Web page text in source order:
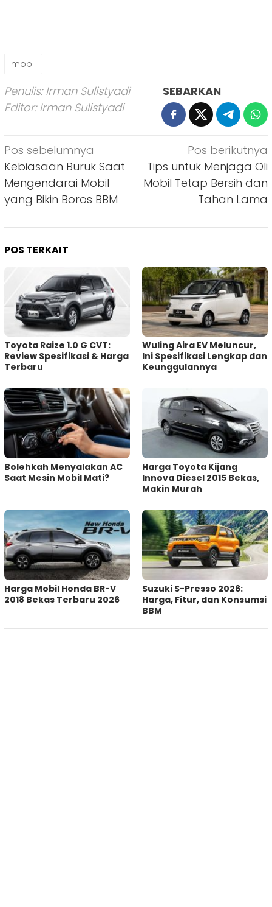
mobil
Penulis: Irman Sulistyadi
Editor: Irman Sulistyadi
SEBARKAN
Navigasi
pos
Pos sebelumnya
Kebiasaan Buruk Saat
Mengendarai Mobil
yang Bikin Boros BBM
Pos berikutnya
Tips untuk Menjaga Oli
Mobil Tetap Bersih dan
Tahan Lama
POS TERKAIT
Toyota Raize 1.0 G CVT:
Review Spesifikasi & Harga
Terbaru
Wuling Aira EV Meluncur,
Ini Spesifikasi Lengkap dan
Keunggulannya
Bolehkah Menyalakan AC
Saat Mesin Mobil Mati?
Harga Toyota Kijang
Innova Diesel 2015 Bekas,
Makin Murah
Harga Mobil Honda BR-V
2018 Bekas Terbaru 2026
Suzuki S-Presso 2026:
Harga, Fitur, dan Konsumsi
BBM